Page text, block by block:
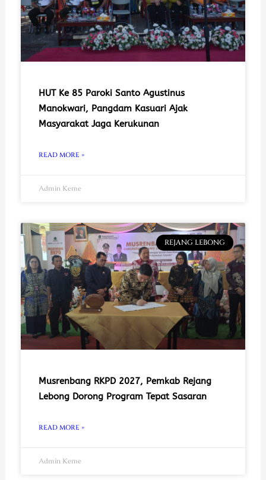
HUT Ke 85 Paroki Santo Agustinus
Manokwari, Pangdam Kasuari Ajak
Masyarakat Jaga Kerukunan
READ MORE »
Admin Keme
REJANG LEBONG
Musrenbang RKPD 2027, Pemkab Rejang
Lebong Dorong Program Tepat Sasaran
READ MORE »
Admin Keme